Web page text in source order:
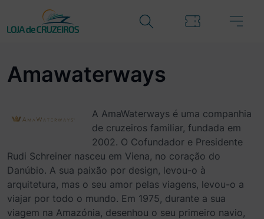
Amawaterways
A AmaWaterways é uma companhia
de cruzeiros familiar, fundada em
2002. O Cofundador e Presidente
Rudi Schreiner nasceu em Viena, no coração do
Danúbio. A sua paixão por design, levou-o à
arquitetura, mas o seu amor pelas viagens, levou-o a
viajar por todo o mundo. Em 1975, durante a sua
viagem na Amazónia, desenhou o seu primeiro navio,